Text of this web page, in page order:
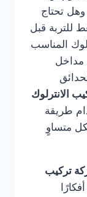
تحتاج
للتربة قبل
المناسب
مداخل
الانترلوك
طريقة
متساوٍ
تركيب